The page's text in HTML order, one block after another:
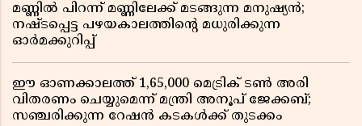
മണ്ണിൽ പിറന്ന് മണ്ണിലേക്ക് മടങ്ങുന്ന മനുഷ്യൻ;
നഷ്ടപ്പെട്ട പഴയകാലത്തിൻ്റെ മധുരിക്കുന്ന
ഓർമക്കുറിപ്പ്
ഈ ഓണക്കാലത്ത് 1,65,000 മെട്രിക് ടൺ അരി
വിതരണം ചെയ്യുമെന്ന് മന്ത്രി അനൂപ് ജേക്കബ്;
സഞ്ചരിക്കുന്ന റേഷൻ കടകൾക്ക് തുടക്കം